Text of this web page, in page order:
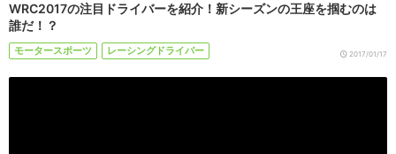
WRC2017の注目ドライバーを紹介！新シーズンの王座を掴むのは
誰だ！？
モータースポーツ レーシングドライバー 2017/01/17